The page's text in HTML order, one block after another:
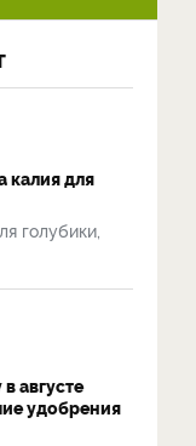
калия для
голубики,
августе
удобрения